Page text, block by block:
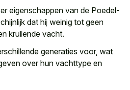
eigenschappen van de Poedel-
dat hij weinig tot geen
krullende vacht.
generaties voor, wat
over hun vachttype en